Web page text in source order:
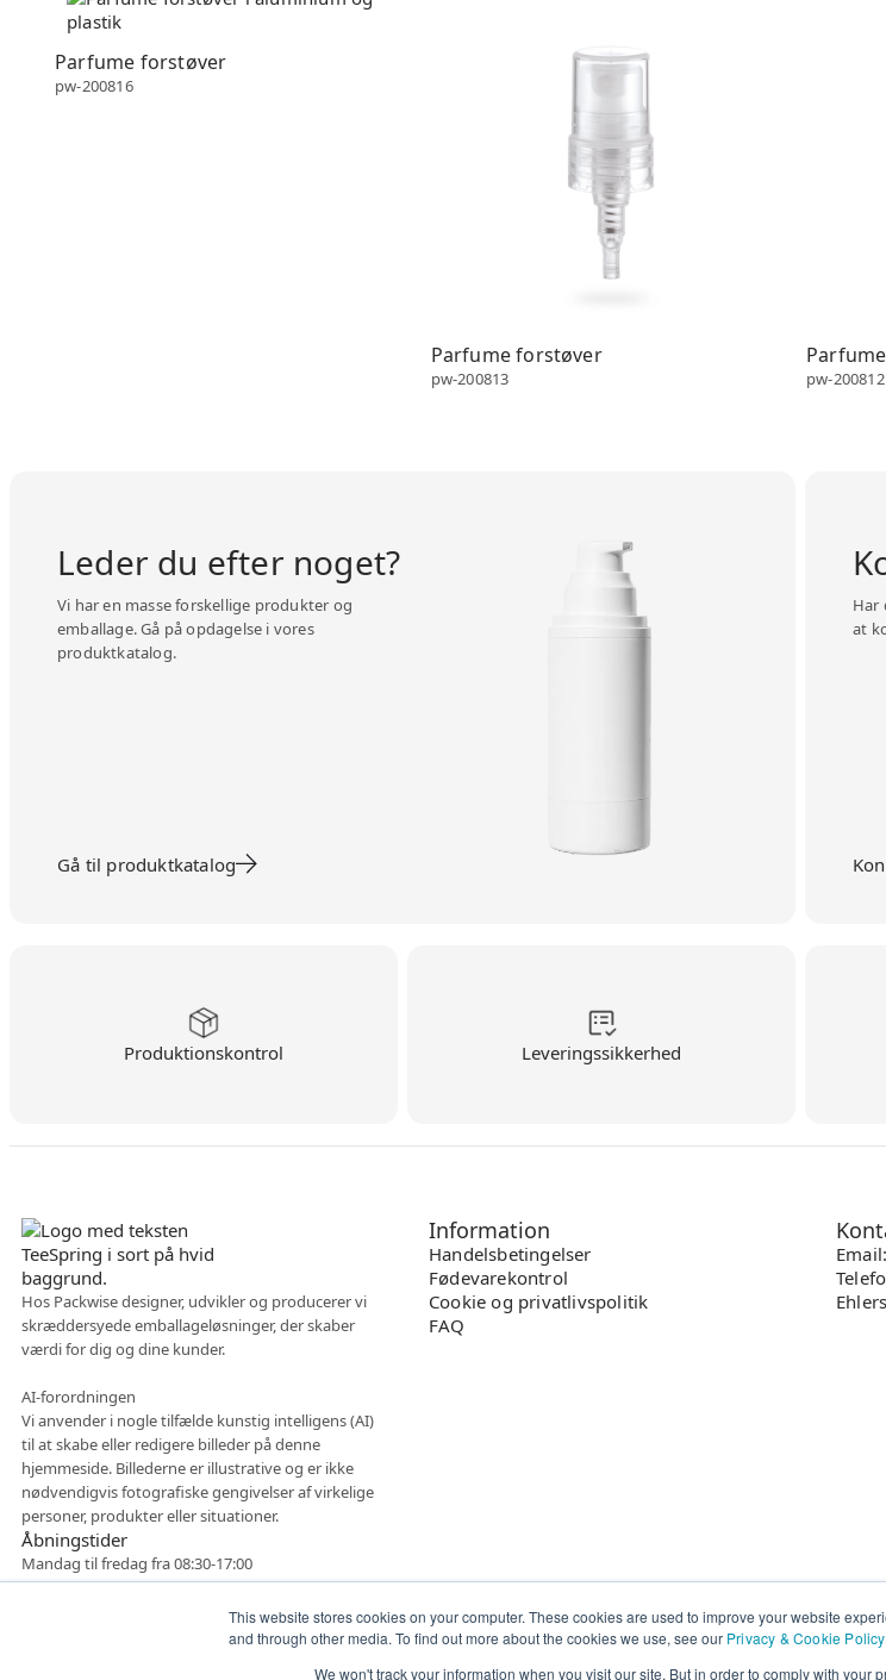
This website stores cookies on your computer. These cookies are used to improve your website
and through other media. To find out more about the cookies we use, see our Privacy & Cookie Policy
We won't track your information when you visit our site. But in order to comply with your
Parfume forstøver
pw-200816
Parfume forstøver
pw-200813 pw-200812
Leder du efter noget?
Vi har en masse forskellige produkter og
emballage. Gå på opdagelse i vores
produktkatalog.
Gå til produktkatalog
Har
at
Produktionskontrol Leveringssikkerhed
Hos Packwise designer, udvikler og producerer vi
skræddersyede emballageløsninger, der skaber
værdi for dig og dine kunder.
AI-forordningen
Vi anvender i nogle tilfælde kunstig intelligens (AI)
til at skabe eller redigere billeder på denne
hjemmeside. Billederne er illustrative og er ikke
nødvendigvis fotografiske gengivelser af virkelige
personer, produkter eller situationer.
Åbningstider
Mandag til fredag fra 08:30-17:00
Information
Handelsbetingelser
Fødevarekontrol
Cookie og privatlivspolitik
FAQ